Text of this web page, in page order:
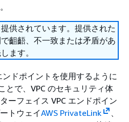
供されています。提供された
齟齬、不一致または矛盾があ
ます。
ンドポイントを使用するように
とで、VPC のセキュリティ体
ーフェイス VPC エンドポイン
トウェイAWS PrivateLink
、